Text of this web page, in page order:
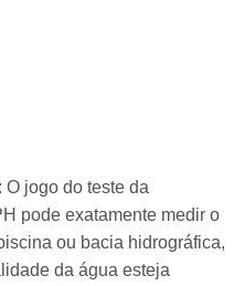
jogo do teste da
pode exatamente medir o
ou bacia hidrográfica,
da água esteja